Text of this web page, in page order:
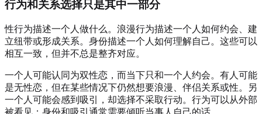
行为和关系选择只是其中一部分
性行为描述一个人做什么。浪漫行为描述一个人如何约会、建
立纽带或形成关系。身份描述一个人如何理解自己。这些可以
相互一致，但并不总是整齐对应。
一个人可能认同为双性恋，而当下只和一个人约会。有人可能
是无性恋，但在某些情况下仍然想要浪漫、伴侣关系或性。另
一个人可能会感到吸引，却选择不采取行动。行为可以从外部
被看见；身份和吸引通常需要倾听当事人自己的话。